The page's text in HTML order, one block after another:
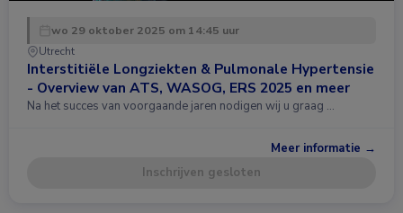
wo 29 oktober 2025 om 14:45 uur
Utrecht
Interstitiële Longziekten & Pulmonale Hypertensie
- Overview van ATS, WASOG, ERS 2025 en meer
Na het succes van voorgaande jaren nodigen wij u graag …
Meer informatie →
Inschrijven gesloten